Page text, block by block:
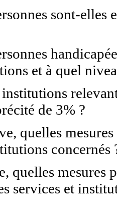
sont-elles
et à quel
de 3% ?
quelles
concernés
quelles
services et